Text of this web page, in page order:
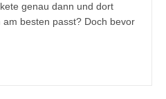
genau dann und dort
besten passt? Doch bevor